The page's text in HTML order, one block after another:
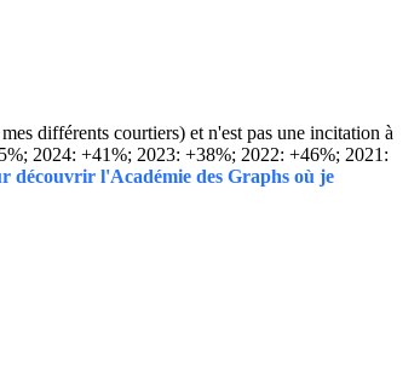
différents courtiers) et n'est pas une incitation à
2024: +41%; 2023: +38%; 2022: +46%; 2021:
découvrir l'Académie des Graphs où je